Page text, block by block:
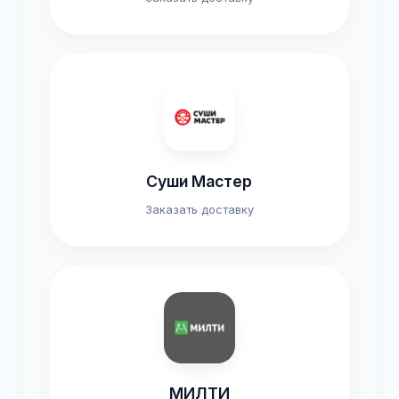
Суши Мастер
Заказать доставку
МИЛТИ